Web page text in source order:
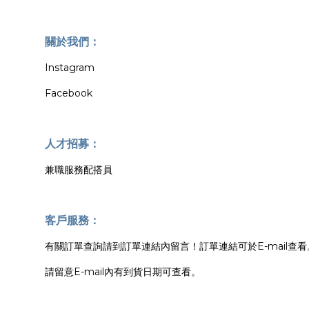
關於我們：
Instagram
Facebook
人才招募：
兼職服務配搭員
客戶服務：
有關訂單查詢請到訂單連結內留言！訂單連結可於E-mail查看
請留意E-mail內有到貨日期可查看。